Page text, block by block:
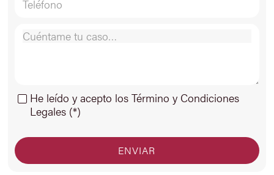
He leído y acepto los Término y Condiciones
Legales (*)